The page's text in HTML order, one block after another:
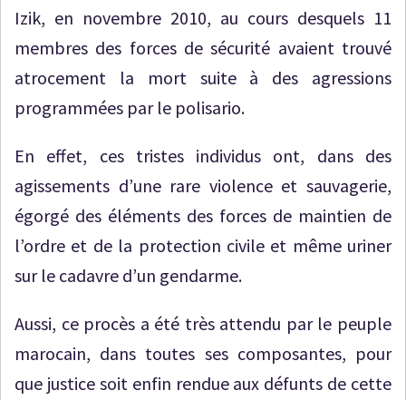
Izik, en novembre 2010, au cours desquels 11
membres des forces de sécurité avaient trouvé
atrocement la mort suite à des agressions
programmées par le polisario.
En effet, ces tristes individus ont, dans des
agissements d’une rare violence et sauvagerie,
égorgé des éléments des forces de maintien de
l’ordre et de la protection civile et même uriner
sur le cadavre d’un gendarme.
Aussi, ce procès a été très attendu par le peuple
marocain, dans toutes ses composantes, pour
que justice soit enfin rendue aux défunts de cette